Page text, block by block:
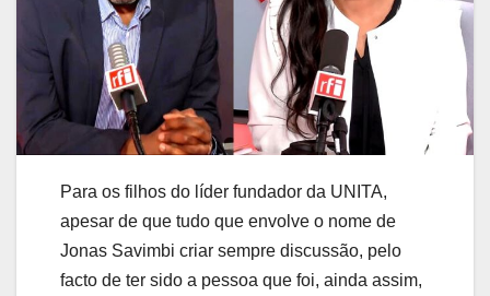
Para os filhos do líder fundador da UNITA,
apesar de que tudo que envolve o nome de
Jonas Savimbi criar sempre discussão, pelo
facto de ter sido a pessoa que foi, ainda assim,